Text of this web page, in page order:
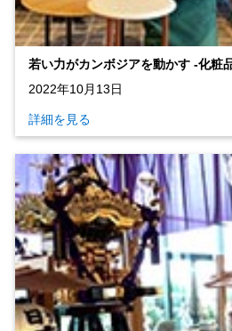
若い力がカンボジアを動かす ‐化粧
2022年10月13日
詳細を見る